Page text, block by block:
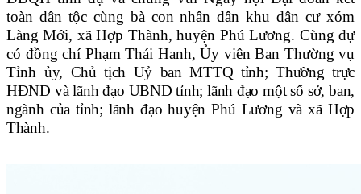
toàn dân tộc cùng bà con nhân dân khu dân cư xóm
Làng Mới, xã Hợp Thành, huyện Phú Lương. Cùng dự
có đồng chí Phạm Thái Hanh, Ủy viên Ban Thường vụ
Tỉnh ủy, Chủ tịch Uỷ ban MTTQ tỉnh; Thường trực
HĐND và lãnh đạo UBND tỉnh; lãnh đạo một số sở, ban,
ngành của tỉnh; lãnh đạo huyện Phú Lương và xã Hợp
Thành.